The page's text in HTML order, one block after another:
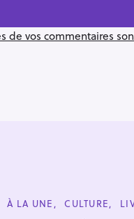
de vos commentaires
C
À LA UNE CULTURE